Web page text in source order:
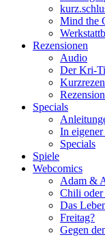
Mind the
Rezensionen
Audio
Der Kri-
Specials
In eigener
Specials
Spiele
Webcomics
Adam &
Chili oder
Das
Freitag?
Gegen